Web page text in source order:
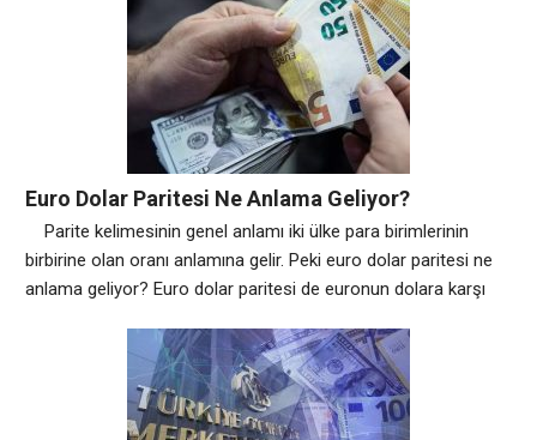
yüksek oranlarda ulusal piyasaları etkileyen para birimleridir.
Tanım, Euro – Dolar paritesi üzerinden devam ettirilecek
olursa bu anlamda
Euro Dolar Paritesi Ne Anlama Geliyor?
Parite kelimesinin genel anlamı iki ülke para birimlerinin
birbirine olan oranı anlamına gelir. Peki euro dolar paritesi ne
anlama geliyor? Euro dolar paritesi de euronun dolara karşı
euronun dolara karşı parite oranı artacaktır. Tersi durumda da
parite düşecektir. Likidite oranı oldukça yüksek olan euro dolar